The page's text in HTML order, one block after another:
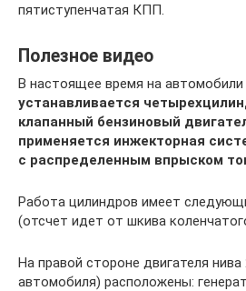
пятиступенчатая КПП.
Полезное видео
В настоящее время на автомобили
устанавливается
клапанный бензиновый
применяется инжекторная
с распределенным впрыском
Работа цилиндров имеет
(отсчет идет от шкива
На правой стороне двигателя нива
автомобиля) расположены: